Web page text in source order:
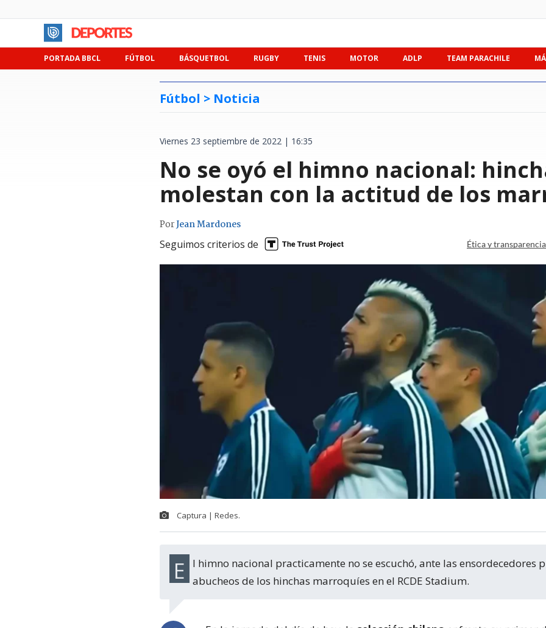
PORTADA BBCL FÚTBOL BÁSQUETBOL RUGBY TENIS MOTOR ADLP TEAM PARACHILE
Fútbol > Noticia
Viernes 23 septiembre de 2022 | 16:35
No se oyó el himno nacional:
molestan con la actitud de los
PorJean Mardones
Seguimos criterios de Ética y
Captura | Redes.
El himno nacional practicamente no se escuchó, ante las ensordecedores pifias y abucheos de los hinchas marroquíes en el RCDE Stadium.